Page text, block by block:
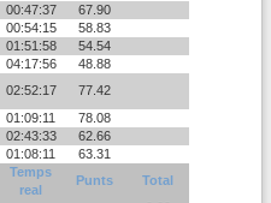
00:47:37
67.90
00:54:15
58.83
01:51:58
54.54
04:17:56
48.88
02:52:17
77.42
01:09:11
78.08
02:43:33
62.66
01:08:11
63.31
Temps
real
Punts
Total